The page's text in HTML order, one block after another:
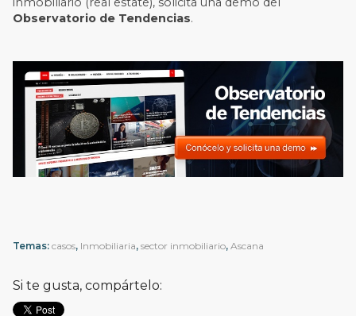
Observatorio de Tendencias.
Temas:casos, Inmobiliaria,sector inmobiliario,Ascana
Si te gusta, compártelo: